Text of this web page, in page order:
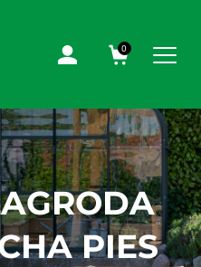
0
PIES